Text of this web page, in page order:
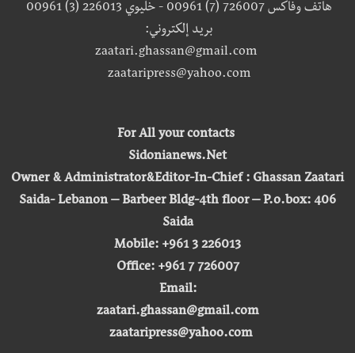
هاتف وفاكس 726007 (7) 00961 - خليوي 226013 (3) 00961
بريد إلكتروني:
zaatari.ghassan@gmail.com
zaataripress@yahoo.com
For All your contacts
Sidonianews.Net
Owner & Administrator&Editor-In-Chief : Ghassan Zaatari
Saida- Lebanon – Barbeer Bldg-4th floor – P.o.box: 406
Saida
Mobile: +961 3 226013
Office: +961 7 726007
Email:
zaatari.ghassan@gmail.com
zaataripress@yahoo.com